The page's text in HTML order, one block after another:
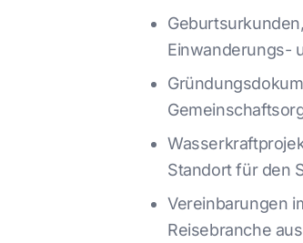
Einwanderungs-
Standort für den
Vereinbarungen
Reisebranche